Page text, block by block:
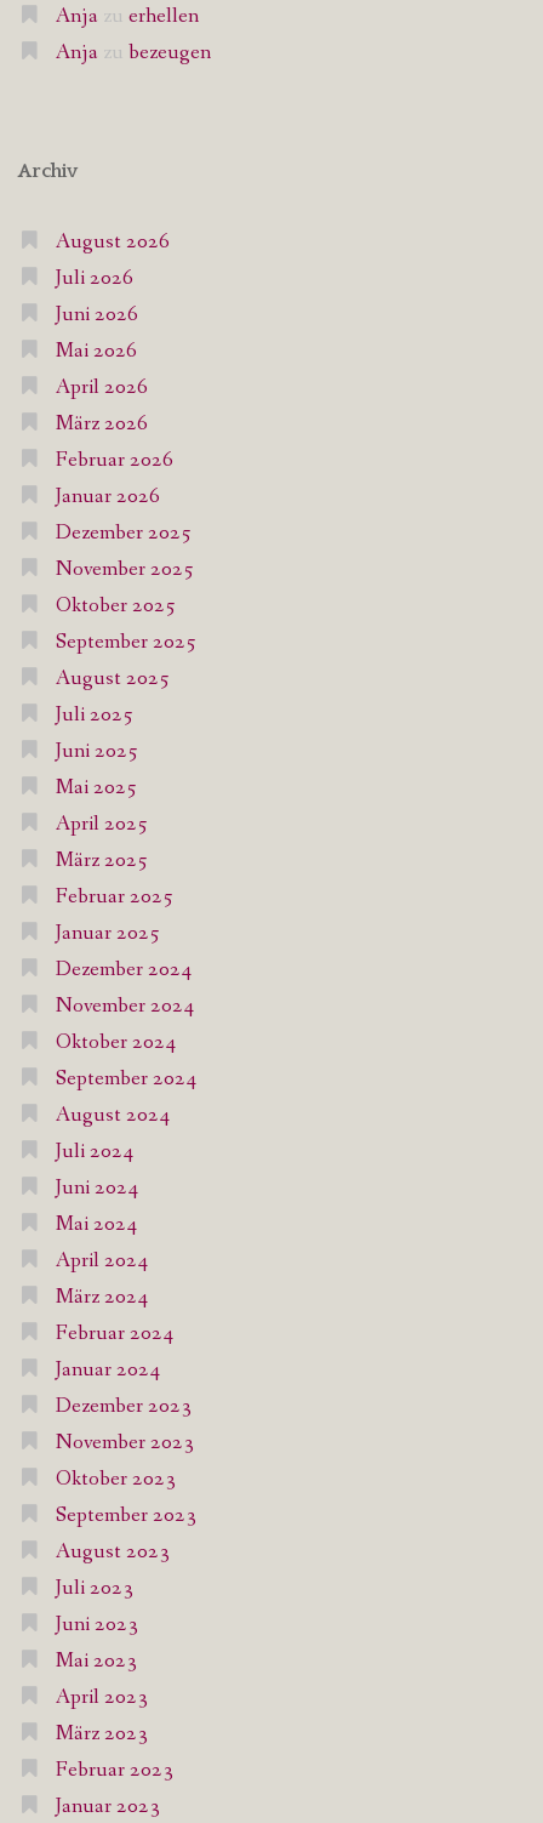
Anja zu erhellen
Anja zu bezeugen
Archiv
August 2026
Juli 2026
Juni 2026
Mai 2026
April 2026
März 2026
Februar 2026
Januar 2026
Dezember 2025
November 2025
Oktober 2025
September 2025
August 2025
Juli 2025
Juni 2025
Mai 2025
April 2025
März 2025
Februar 2025
Januar 2025
Dezember 2024
November 2024
Oktober 2024
September 2024
August 2024
Juli 2024
Juni 2024
Mai 2024
April 2024
März 2024
Februar 2024
Januar 2024
Dezember 2023
November 2023
Oktober 2023
September 2023
August 2023
Juli 2023
Juni 2023
Mai 2023
April 2023
März 2023
Februar 2023
Januar 2023